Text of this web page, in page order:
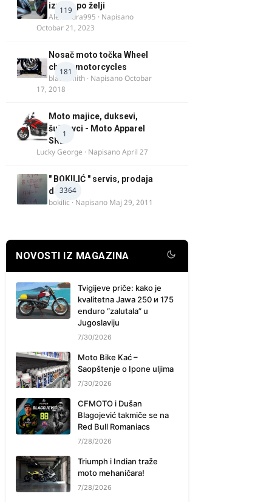
119
izrada po želji
Alexandra995 · Napisano
Octobar 21, 2023
181
Nosač moto točka Wheel
chock motorcycles
blacksmith · NapisanoOctobar
17, 2018
1
Moto majice, duksevi,
šuškavci - Moto Apparel
SRB
Lucky George · NapisanoApril 27
3364
" BOKILIĆ " servis, prodaja
delova
bokilic · Napisano Maj 29, 2011
NOVOSTI IZ MAGAZINA
Tvigijeve priče: kako je
kvalitetna Jawa 250 и 175
enduro “zalutala” u
Jugoslaviju
7/30/2026
Moto Bike Kać –
Saopštenje o Ipone uljima
7/30/2026
CFMOTO i Dušan
Blagojević takmiče se na
Red Bull Romaniacs
7/28/2026
Triumph i Indian traže
moto mehaničara!
7/28/2026